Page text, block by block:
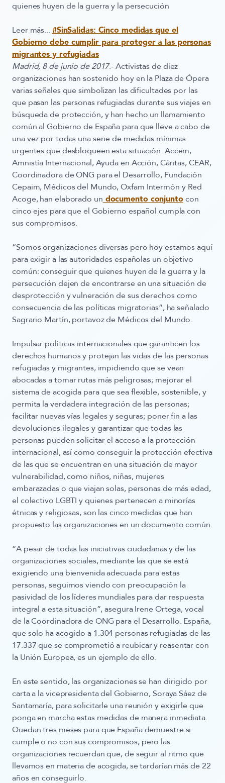
quienes huyen de la guerra y la persecución
Leer más... #SinSalidas: Cinco medidas que el
Gobierno debe cumplir para proteger a las personas
migrantes y refugiadas
Madrid, 8 de junio de 2017.- Activistas de diez
organizaciones han sostenido hoy en la Plaza de Ópera
varias señales que simbolizan las dificultades por las
que pasan las personas refugiadas durante sus viajes en
búsqueda de protección, y han hecho un llamamiento
común al Gobierno de España para que lleve a cabo de
una vez por todas una serie de medidas mínimas
urgentes que desbloqueen esta situación. Accem,
Amnistía Internacional, Ayuda en Acción, Cáritas, CEAR,
Coordinadora de ONG para el Desarrollo, Fundación
Cepaim, Médicos del Mundo, Oxfam Intermón y Red
Acoge, han elaborado un documento conjuntocon
cinco ejes para que el Gobierno español cumpla con
sus compromisos.
“Somos organizaciones diversas pero hoy estamos aquí
para exigir a las autoridades españolas un objetivo
común: conseguir que quienes huyen de la guerra y la
persecución dejen de encontrarse en una situación de
desprotección y vulneración de sus derechos como
consecuencia de las políticas migratorias”, ha señalado
Sagrario Martín, portavoz de Médicos del Mundo.
Impulsar políticas internacionales que garanticen los
derechos humanos y protejan las vidasde las personas
refugiadas y migrantes, impidiendo que se vean
abocadas a tomar rutas más peligrosas; mejorar el
sistema de acogida para que sea flexible, sostenible, y
permita la verdadera integración de las personas;
facilitar nuevasvías legales y seguras; poner fin a las
devoluciones ilegalesy garantizar que todas las
personas pueden solicitar el acceso a la protección
internacional, así como conseguir la protección efectiva
de las que se encuentran en una situación de mayor
vulnerabilidad, como niños, niñas, mujeres
embarazadas o que viajan solas, personas de más edad,
el colectivo LGBTI y quienes pertenecen a minorías
étnicas y religiosas, son lascinco medidasque han
propuesto las organizaciones en un documento común.
“A pesar de todas las iniciativas ciudadanas y de las
organizaciones sociales, mediante las que se está
exigiendo una bienvenida adecuada para estas
personas, seguimos viendo con preocupación la
pasividad de los líderes mundiales para dar respuesta
integral a esta situación”, asegura Irene Ortega, vocal
de la Coordinadora de ONG para el Desarrollo. España,
que solo ha acogido a 1.304 personas refugiadas de las
17.337que se comprometió a reubicar y reasentar con
la Unión Europea, es un ejemplo de ello.
En este sentido, las organizacionesse han dirigido por
carta a la vicepresidenta del Gobierno, Soraya Sáez de
Santamaría, para solicitarle una reunión y exigirle que
ponga en marcha estas medidas de manera inmediata.
Quedan tres meses para que España demuestre si
cumple o no con sus compromisos, pero las
organizaciones recuerdan que, de seguir al ritmo que
llevamos en materia de acogida, se tardarían más de 22
años en conseguirlo.